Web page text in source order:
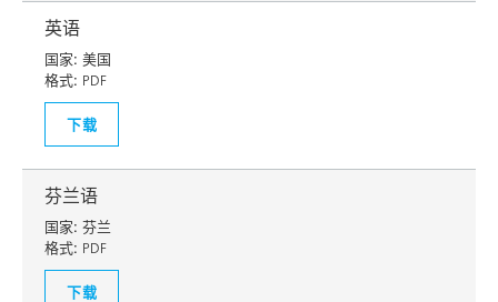
英语
国家: 美国
格式: PDF
下载
芬兰语
国家: 芬兰
格式: PDF
下载